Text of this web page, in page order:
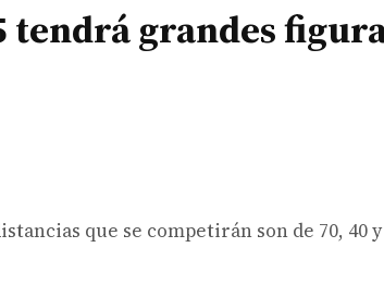
tendrá grandes
que se competirán son de 70, 40